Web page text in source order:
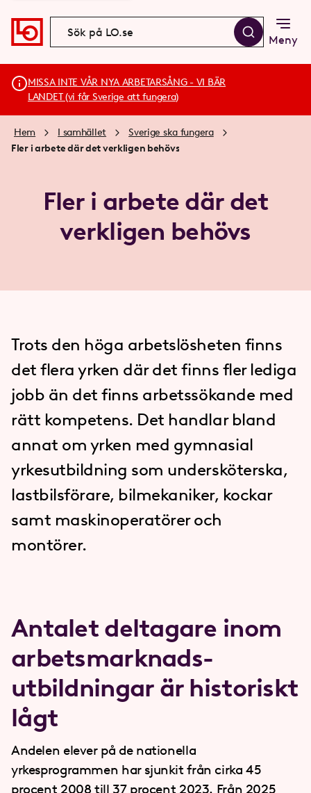
Meny
MISSA INTE VÅR NYA ARBETARSÅNG - VI BÄR
LANDET (vi får Sverige att fungera)
Hem I samhället
Sverige ska fungera
Fler i arbete där det verkligen behövs
Fler i arbete där det
verkligen behövs
Trots den höga arbetslösheten finns
det flera yrken där det finns fler lediga
jobb än det finns arbetssökande med
rätt kompetens. Det handlar bland
annat om yrken med gymnasial
yrkesutbildning som undersköterska,
lastbilsförare, bilmekaniker, kockar
samt maskinoperatörer och
montörer.
Antalet deltagare inom
arbets­marknads­
utbildningar är historiskt
lågt
Andelen elever på de nationella
yrkesprogrammen har sjunkit från cirka 45
procent 2008 till 37 procent 2023. Från 2025